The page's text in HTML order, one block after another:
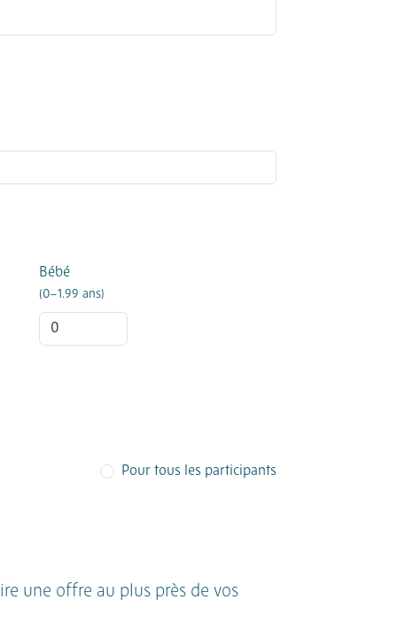
Bébé
(0–1.99 ans)
Pour tous les participants
une offre au plus près de vos